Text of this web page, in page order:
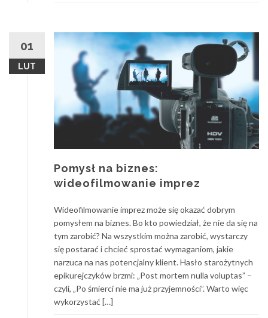
01
LUT
Pomysł na biznes:
wideofilmowanie imprez
Wideofilmowanie imprez może się okazać dobrym
pomysłem na biznes. Bo kto powiedział, że nie da się na
tym zarobić? Na wszystkim można zarobić, wystarczy
się postarać i chcieć sprostać wymaganiom, jakie
narzuca na nas potencjalny klient. Hasło starożytnych
epikurejczyków brzmi: „Post mortem nulla voluptas” –
czyli, „Po śmierci nie ma już przyjemności”. Warto więc
wykorzystać […]